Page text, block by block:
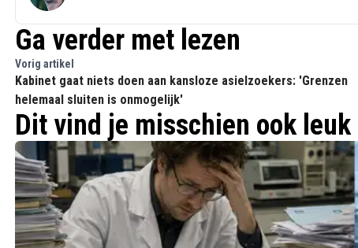
Ga verder met lezen
Vorig artikel
Kabinet gaat niets doen aan kansloze asielzoekers: 'Grenzen
helemaal sluiten is onmogelijk'
Dit vind je misschien ook leuk